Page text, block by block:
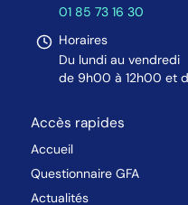
01 85 73 16 30
Horaires
Du lundi au vendredi
de 9h00 à 12h00 et
Accès rapides
Accueil
Questionnaire GFA
Actualités